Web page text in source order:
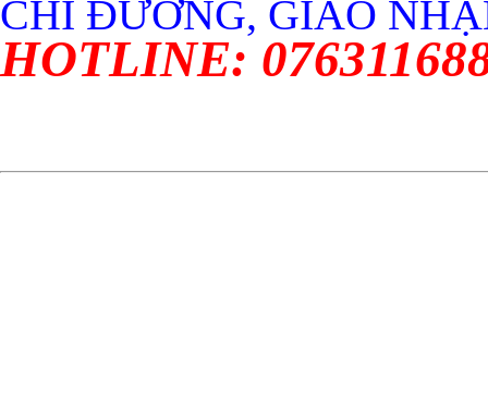
CHỈ ĐƯỜNG, GIAO
HOTLINE: